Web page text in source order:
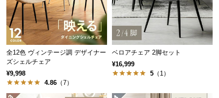
中
商
品
の
配
送
に
つ
全12色 ヴィンテージ調 デザイナー
ズシェルチェア
¥9,998
4.86 （7）
ベロアチェア 2脚セット
¥16,999
5 （1）